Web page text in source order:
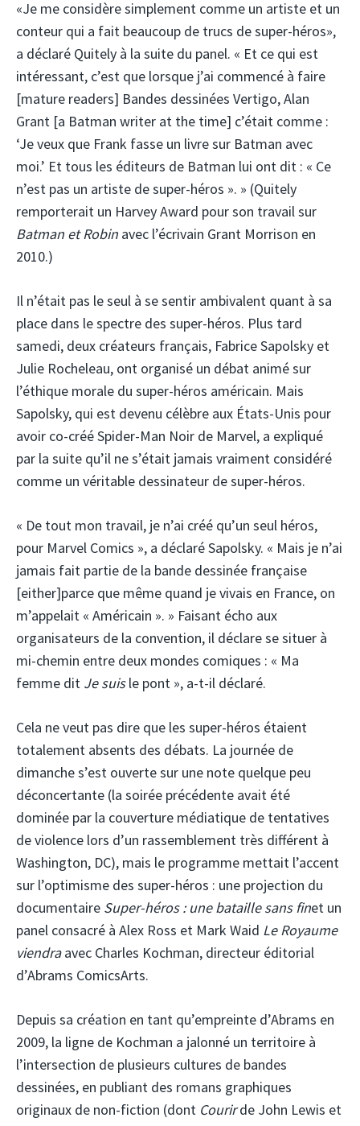
«Je me considère simplement comme un artiste et un
conteur qui a fait beaucoup de trucs de super-héros»,
a déclaré Quitely à la suite du panel. « Et ce qui est
intéressant, c’est que lorsque j’ai commencé à faire
[mature readers] Bandes dessinées Vertigo, Alan
Grant [a Batman writer at the time] c’était comme :
‘Je veux que Frank fasse un livre sur Batman avec
moi.’ Et tous les éditeurs de Batman lui ont dit : « Ce
n’est pas un artiste de super-héros ». » (Quitely
remporterait un Harvey Award pour son travail sur
Batman et Robin avec l’écrivain Grant Morrison en
2010.)
Il n’était pas le seul à se sentir ambivalent quant à sa
place dans le spectre des super-héros. Plus tard
samedi, deux créateurs français, Fabrice Sapolsky et
Julie Rocheleau, ont organisé un débat animé sur
l’éthique morale du super-héros américain. Mais
Sapolsky, qui est devenu célèbre aux États-Unis pour
avoir co-créé Spider-Man Noir de Marvel, a expliqué
par la suite qu’il ne s’était jamais vraiment considéré
comme un véritable dessinateur de super-héros.
« De tout mon travail, je n’ai créé qu’un seul héros,
pour Marvel Comics », a déclaré Sapolsky. « Mais je n’ai
jamais fait partie de la bande dessinée française
[either]parce que même quand je vivais en France, on
m’appelait « Américain ». » Faisant écho aux
organisateurs de la convention, il déclare se situer à
mi-chemin entre deux mondes comiques : « Ma
femme dit Je suisle pont », a-t-il déclaré.
Cela ne veut pas dire que les super-héros étaient
totalement absents des débats. La journée de
dimanche s’est ouverte sur une note quelque peu
déconcertante (la soirée précédente avait été
dominée par la couverture médiatique de tentatives
de violence lors d’un rassemblement très différent à
Washington, DC), mais le programme mettait l’accent
sur l’optimisme des super-héros : une projection du
documentaire Super-héros : une bataille sans finet un
panel consacré à Alex Ross et Mark Waid Le Royaume
viendraavec Charles Kochman, directeur éditorial
d’Abrams ComicsArts.
Depuis sa création en tant qu’empreinte d’Abrams en
2009, la ligne de Kochman a jalonné un territoire à
l’intersection de plusieurs cultures de bandes
dessinées, en publiant des romans graphiques
originaux de non-fiction (dont Courirde John Lewis et